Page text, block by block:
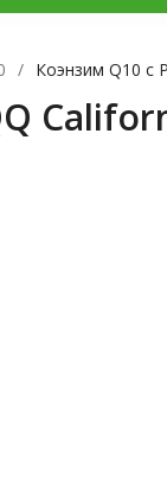
/ Коэнзим Q10 с